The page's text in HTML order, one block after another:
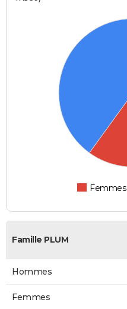
Femmes
Famille PLUM
Hommes
Femmes